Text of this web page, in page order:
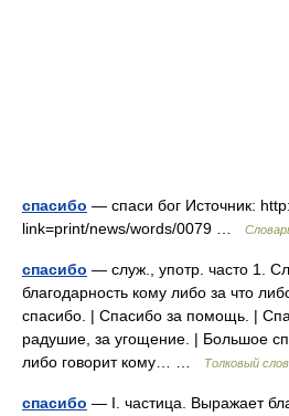
спасибо — спаси бог Источник:
link=print/news/words/0079 …
спасибо — служ., употр. часто 1.
благодарность кому либо за что
спасибо. | Спасибо за помощь. |
радушие, за угощение. | Большое
либо говорит кому… …
Толковый
спасибо — I. частица. Выражает